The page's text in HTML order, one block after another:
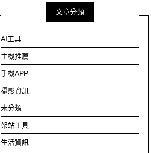
文章分類
AI工具
主機推薦
手機APP
攝影資訊
未分類
架站工具
生活資訊